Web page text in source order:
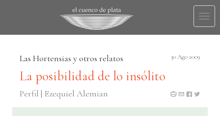
Las Hortensias y otros relatos 30 Ago 2009
La posibilidad de lo insólito
Perfil | Ezequiel Alemian